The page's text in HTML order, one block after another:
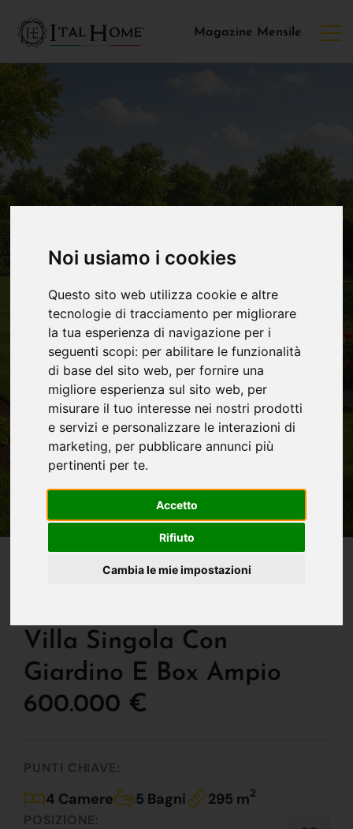
Noi usiamo i cookies
Questo sito web utilizza cookie e altre
tecnologie di tracciamento per migliorare
la tua esperienza di navigazione per i
seguenti scopi: per abilitare le funzionalità
di base del sito web, per fornire una
migliore esperienza sul sito web, per
misurare il tuo interesse nei nostri prodotti
e servizi e personalizzare le interazioni di
marketing, per pubblicare annunci più
pertinenti per te.
Accetto
Rifiuto
Cambia le mie impostazioni
Magazine Mensile
Villa In Vendita A
Villa Singola Con
Giardino E Box Ampio
600.000 €
PUNTI CHIAVE:
4 Camere 5 Bagni 295 m2
POSIZIONE: